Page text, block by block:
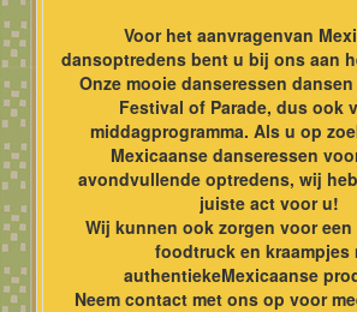
Voor het aanvragenvan
dansoptredens bent u bij ons aan
Onze mooie danseressen
Festival of Parade, dus ook
middagprogramma. Als u op
Mexicaanse danseressen
avondvullende optredens, wij
juiste act voor u!
Wij kunnen ook zorgen voor een
foodtruck en kraampjes
authentiekeMexicaanse
Neem contact met ons op voor